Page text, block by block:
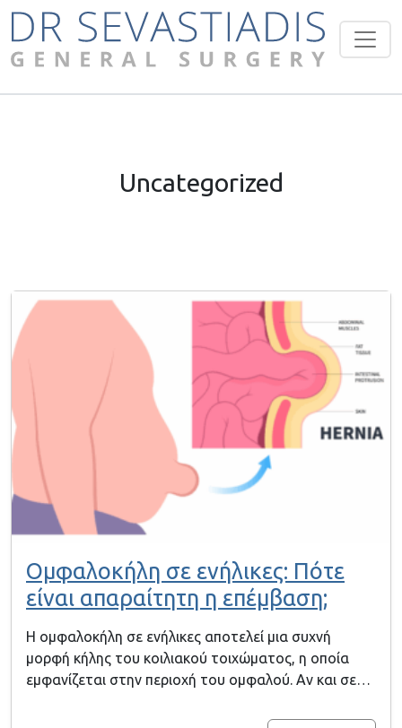
Uncategorized
Ομφαλοκήλη σε ενήλικες: Πότε
είναι απαραίτητη η επέμβαση;
Η ομφαλοκήλη σε ενήλικες αποτελεί μια συχνή
μορφή κήλης του κοιλιακού τοιχώματος, η οποία
εμφανίζεται στην περιοχή του ομφαλού. Αν και σε…